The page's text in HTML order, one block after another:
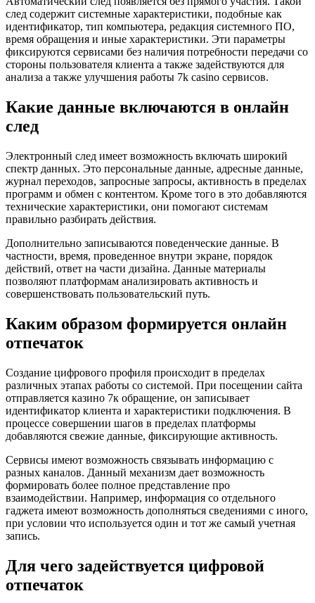
след содержит системные характеристики, подобные как
идентификатор, тип компьютера, редакция системного ПО,
время обращения и иные характеристики. Эти параметры
фиксируются сервисами без наличия потребности передачи со
стороны пользователя клиента а также задействуются для
анализа а также улучшения работы 7k casino сервисов.
Какие данные включаются в онлайн
след
Электронный след имеет возможность включать широкий
спектр данных. Это персональные данные, адресные данные,
журнал переходов, запросные запросы, активность в пределах
программ и обмен с контентом. Кроме того в это добавляются
технические характеристики, они помогают системам
правильно разбирать действия.
Дополнительно записываются поведенческие данные. В
частности, время, проведенное внутри экране, порядок
действий, ответ на части дизайна. Данные материалы
позволяют платформам анализировать активность и
совершенствовать пользовательский путь.
Каким образом формируется онлайн
отпечаток
Создание цифрового профиля происходит в пределах
различных этапах работы со системой. При посещении сайта
отправляется казино 7к обращение, он записывает
идентификатор клиента и характеристики подключения. В
процессе совершении шагов в пределах платформы
добавляются свежие данные, фиксирующие активность.
Сервисы имеют возможность связывать информацию с
разных каналов. Данный механизм дает возможность
формировать более полное представление про
взаимодействии. Например, информация со отдельного
гаджета имеют возможность дополняться сведениями с иного,
при условии что используется один и тот же самый учетная
запись.
Для чего задействуется цифровой
отпечаток